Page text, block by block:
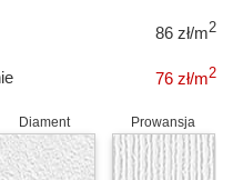
86 zł/m2
76 zł/m2
Diament Prowansja